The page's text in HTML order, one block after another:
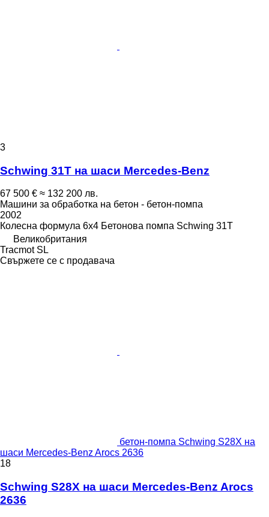
3
Schwing 31T на шаси Mercedes-Benz
67 500 € ≈ 132 200 лв.
Машини за обработка на бетон - бетон-помпа
2002
Колесна формула 6x4 Бетонова помпа Schwing 31T
Великобритания
Tracmot SL
Свържете се с продавача
бетон-помпа Schwing S28X на
шаси Mercedes-Benz Arocs 2636
18
Schwing S28X на шаси Mercedes-Benz Arocs
2636